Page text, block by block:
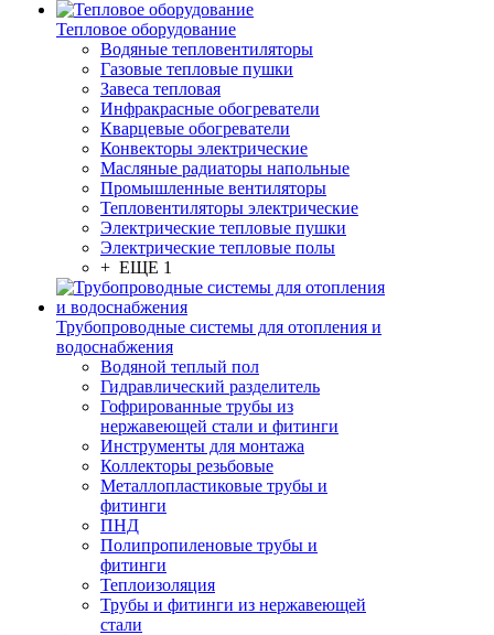
Тепловое оборудование
Водяные тепловентиляторы
Газовые тепловые пушки
Завеса тепловая
Инфракрасные обогреватели
Кварцевые обогреватели
Конвекторы электрические
Масляные радиаторы напольные
Промышленные вентиляторы
Тепловентиляторы электрические
Электрические тепловые пушки
Электрические тепловые полы
+ ЕЩЕ 1
Трубопроводные системы для отопления и
водоснабжения
Водяной теплый пол
Гидравлический разделитель
Гофрированные трубы из
нержавеющей стали и фитинги
Инструменты для монтажа
Коллекторы резьбовые
Металлопластиковые трубы и
фитинги
ПНД
Полипропиленовые трубы и
фитинги
Теплоизоляция
Трубы и фитинги из нержавеющей
стали